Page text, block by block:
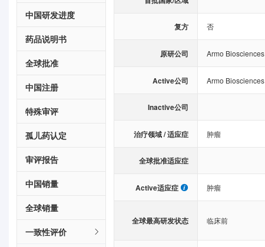
中国研发进度
药品说明书
全球批准
中国注册
特殊审评
孤儿药认定
审评报告
中国销量
全球销量
一致性评价
复方 否
原研公司 Armo Biosciences
Active公司 Armo Biosciences
Inactive公司
治疗领域 / 适应症 肿瘤
全球批准适应症
Active适应症 肿瘤
全球最高研发状态 临床前